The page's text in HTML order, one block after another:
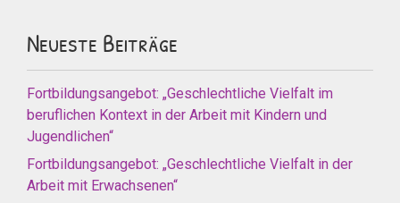
Neueste Beiträge
Fortbildungsangebot: „Geschlechtliche Vielfalt im
beruflichen Kontext in der Arbeit mit Kindern und
Jugendlichen“
Fortbildungsangebot: „Geschlechtliche Vielfalt in der
Arbeit mit Erwachsenen“